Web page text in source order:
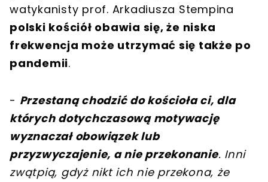
watykanisty prof. Arkadiusza Stempina
polski kościół obawia się, że niska
frekwencja może utrzymać się także po
pandemii.
- Przestaną chodzić do kościoła ci, dla
których dotychczasową motywację
wyznaczał obowiązek lub
przyzwyczajenie, a nie przekonanie. Inni
zwątpią, gdyż nikt ich nie przekona, że